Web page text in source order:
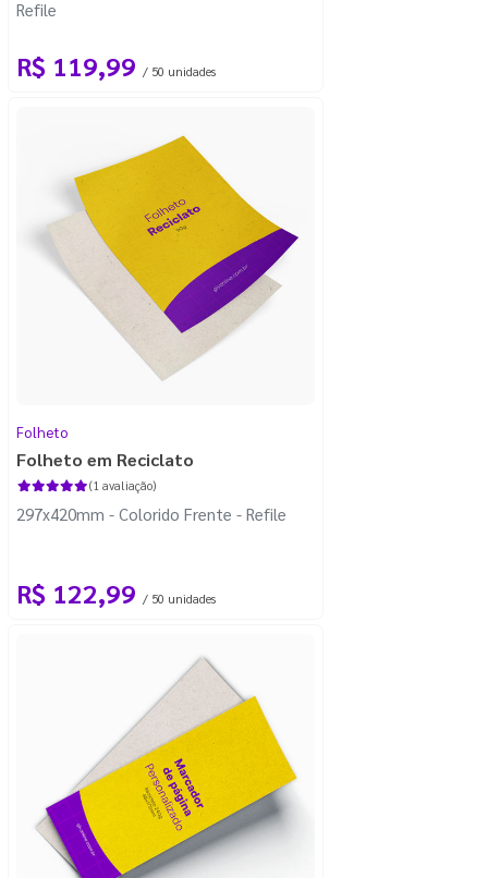
Refile
R$ 119,99 / 50 unidades
Folheto
Folheto em Reciclato
(1 avaliação)
297x420mm - Colorido Frente - Refile
R$ 122,99 / 50 unidades